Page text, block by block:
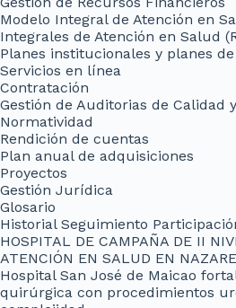
Modelo Integral de Atención en
Integrales de Atención en Salud
Planes institucionales y planes
Servicios en línea
Contratación
Gestión de Auditorias de Calidad
Normatividad
Rendición de cuentas
Plan anual de adquisiciones
Proyectos
Gestión Jurídica
Glosario
Historial Seguimiento
HOSPITAL DE CAMPAÑA DE II
ATENCIÓN EN SALUD EN
Hospital San José de Maicao
quirúrgica con procedimientos